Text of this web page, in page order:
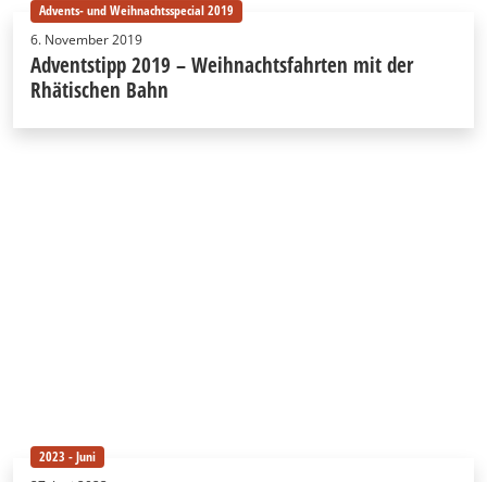
Advents- und Weihnachtsspecial 2019
6. November 2019
Adventstipp 2019 – Weihnachtsfahrten mit der
Rhätischen Bahn
2023 - Juni